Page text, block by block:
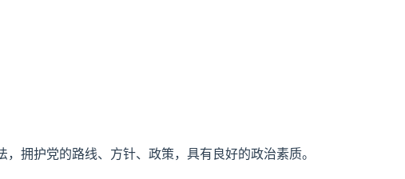
拥护党的路线、方针、政策，具有良好的政治素质。